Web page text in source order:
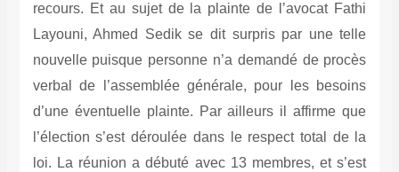
recours. Et au sujet de la plainte de l’avocat Fathi
Layouni, Ahmed Sedik se dit surpris par une telle
nouvelle puisque personne n’a demandé de procès
verbal de l’assemblée générale, pour les besoins
d’une éventuelle plainte. Par ailleurs il affirme que
l’élection s’est déroulée dans le respect total de la
loi. La réunion a débuté avec 13 membres, et s’est